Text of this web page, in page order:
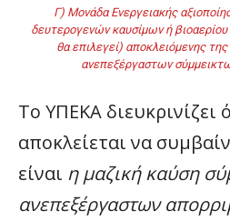
Γ) Μονάδα Ενεργειακής
δευτερογενών καυσίμων ή
θα επιλεγεί) αποκλειόμενης
ανεπεξέργαστων
Το ΥΠΕΚΑ διευκρινίζει
αποκλείεται να
είναι η μαζική καύση
ανεπεξέργαστων